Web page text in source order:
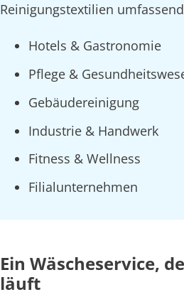
Reinigungstextilien
Hotels & Gastronomie
Pflege &
Gebäudereinigung
Industrie & Handwerk
Fitness & Wellness
Filialunternehmen
Ein Wäscheservice,
läuft